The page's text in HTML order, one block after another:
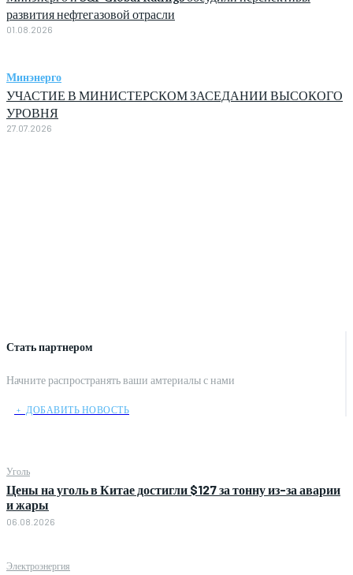
Стать партнером
Начните распространять ваши амтериалы с нами
﹢ ДОБАВИТЬ НОВОСТЬ
Уголь
Цены на уголь в Китае достигли $127 за тонну из-за аварии
и жары
06.08.2026
Электроэнергия
развития нефтегазовой отрасли
01.08.2026
Минэнерго
УЧАСТИЕ В МИНИСТЕРСКОМ ЗАСЕДАНИИ ВЫСОКОГО
УРОВНЯ
27.07.2026